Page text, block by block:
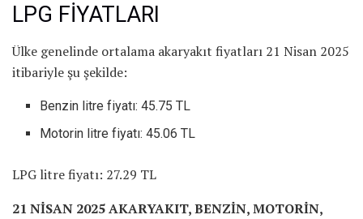
LPG FİYATLARI
Ülke genelinde ortalama akaryakıt fiyatları 21 Nisan 2025
itibariyle şu şekilde:
Benzin litre fiyatı: 45.75 TL
Motorin litre fiyatı: 45.06 TL
LPG litre fiyatı: 27.29 TL
21 NİSAN 2025 AKARYAKIT, BENZİN, MOTORİN,